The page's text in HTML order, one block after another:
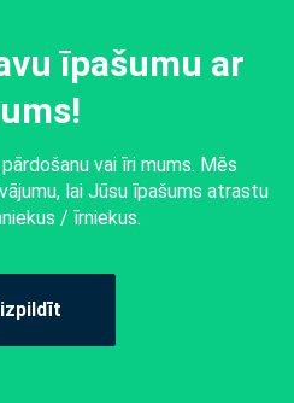
īpašumu ar
vai īri mums. Mēs
lai Jūsu īpašums atrastu
/ īrniekus.